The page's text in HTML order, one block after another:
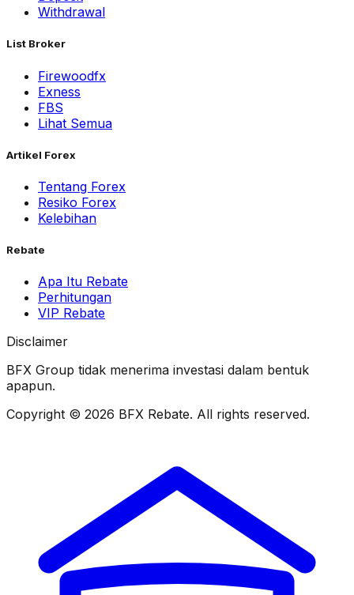
Withdrawal
List Broker
Firewoodfx
Exness
FBS
Lihat Semua
Artikel Forex
Tentang Forex
Resiko Forex
Kelebihan
Rebate
Apa Itu Rebate
Perhitungan
VIP Rebate
Disclaimer
BFX Group tidak menerima investasi dalam bentuk
apapun.
Copyright © 2026 BFX Rebate. All rights reserved.